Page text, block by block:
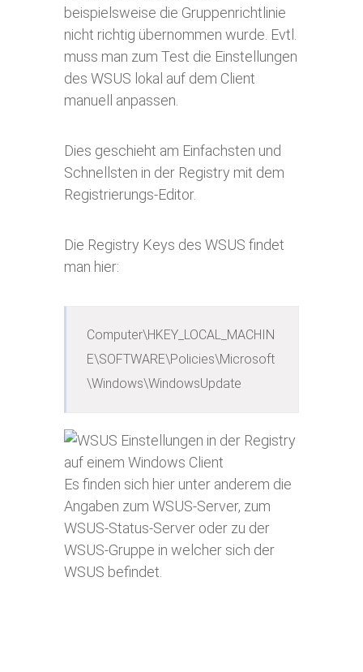
beispielsweise die Gruppenrichtlinie
nicht richtig übernommen wurde. Evtl.
muss man zum Test die Einstellungen
des WSUS lokal auf dem Client
manuell anpassen.
Dies geschieht am Einfachsten und
Schnellsten in der Registry mit dem
Registrierungs-Editor.
Die Registry Keys des WSUS findet
man hier:
Computer\HKEY_LOCAL_MACHIN
E\SOFTWARE\Policies\Microsoft
\Windows\WindowsUpdate
Es finden sich hier unter anderem die
Angaben zum WSUS-Server, zum
WSUS-Status-Server oder zu der
WSUS-Gruppe in welcher sich der
WSUS befindet.